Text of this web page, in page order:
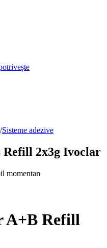
/Sisteme adezive
2x3g Ivoclar
momentan
Refill